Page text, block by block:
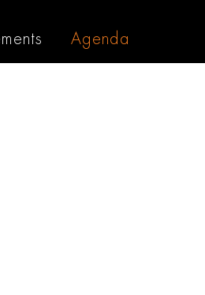
Agenda